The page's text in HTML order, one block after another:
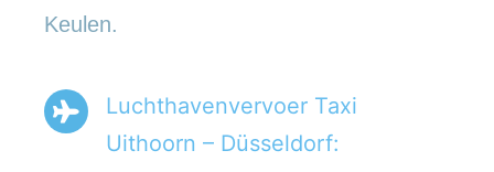
Keulen.
Luchthavenvervoer Taxi
Uithoorn – Düsseldorf: